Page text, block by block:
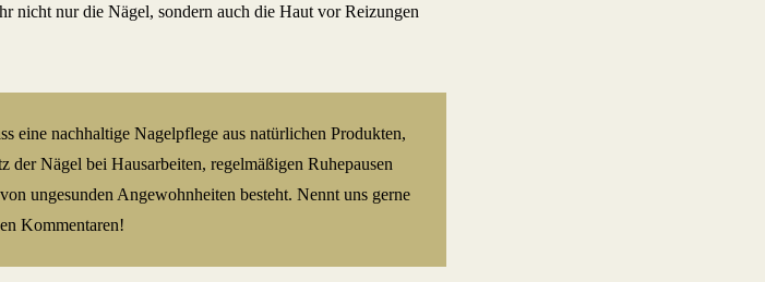
nicht nur die Nägel, sondern auch die Haut vor Reizungen
eine nachhaltige Nagelpflege aus natürlichen Produkten,
der Nägel bei Hausarbeiten, regelmäßigen Ruhepausen
ungesunden Angewohnheiten besteht. Nennt uns gerne
Kommentaren!